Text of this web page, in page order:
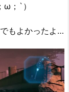
ω；`）
もよかったよ…